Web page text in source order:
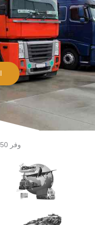
وفر 50٪ على شحن الاثاث